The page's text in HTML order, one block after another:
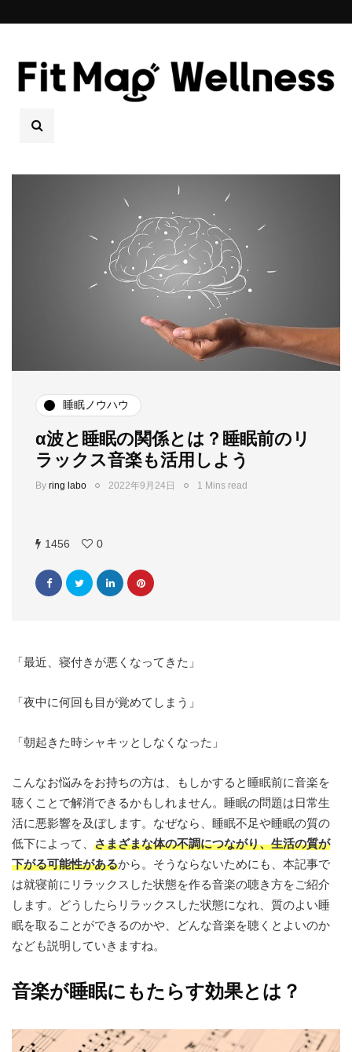
睡眠ノウハウ
α波と睡眠の関係とは？睡眠前のリ
ラックス音楽も活用しよう
By ring labo 2022年9月24日 1 Mins read
1456 0
「最近、寝付きが悪くなってきた」
「夜中に何回も目が覚めてしまう」
「朝起きた時シャキッとしなくなった」
こんなお悩みをお持ちの方は、もしかすると睡眠前に音楽を
聴くことで解消できるかもしれません。睡眠の問題は日常生
活に悪影響を及ぼします。なぜなら、睡眠不足や睡眠の質の
低下によって、 さまざまな体の不調につながり、生活の質が
下がる可能性があるから。そうならないためにも、本記事で
は就寝前にリラックスした状態を作る音楽の聴き方をご紹介
します。どうしたらリラックスした状態になれ、質のよい睡
眠を取ることができるのかや、どんな音楽を聴くとよいのか
なども説明していきますね。
音楽が睡眠にもたらす効果とは？